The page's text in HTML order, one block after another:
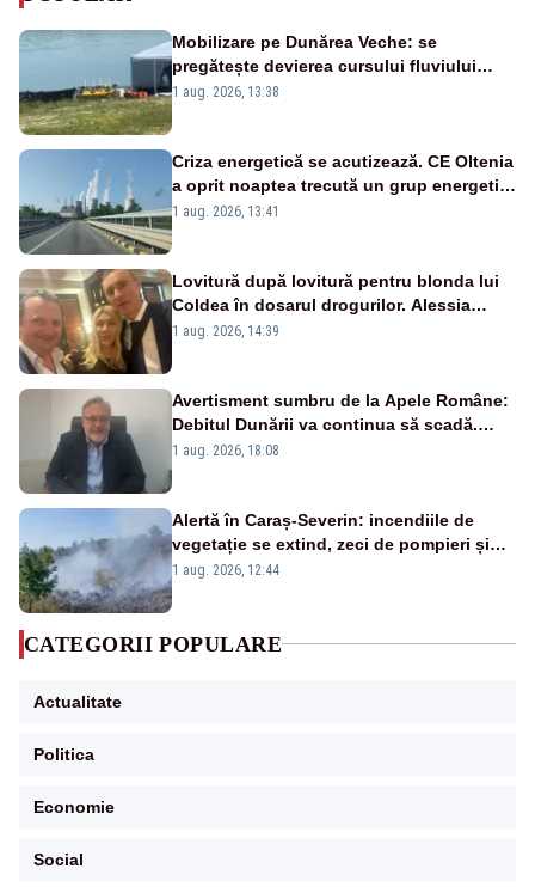
Mobilizare pe Dunărea Veche: se
pregătește devierea cursului fluviului
către Cernavodă – VIDEO
1 aug. 2026, 13:38
Criza energetică se acutizează. CE Oltenia
a oprit noaptea trecută un grup energetic
de la Rovinari
1 aug. 2026, 13:41
Lovitură după lovitură pentru blonda lui
Coldea în dosarul drogurilor. Alessia
Păcuraru explică decizia magistraților
1 aug. 2026, 14:39
Avertisment sumbru de la Apele Române:
Debitul Dunării va continua să scadă.
Cernavodă s-ar putea închide în 4 zile
1 aug. 2026, 18:08
Alertă în Caraș-Severin: incendiile de
vegetație se extind, zeci de pompieri și
silvicultori se luptă cu flăcările - VIDEO
1 aug. 2026, 12:44
CATEGORII POPULARE
Actualitate
Politica
Economie
Social